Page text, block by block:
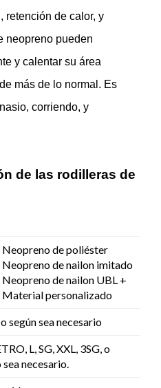
retención de calor, y
neopreno pueden
y calentar su área
más de lo normal. Es
corriendo, y
de las rodilleras de
Neopreno de poliéster
Neopreno de nailon imitado
Neopreno de nailon UBL +
Material personalizado
según sea necesario
L, SG, XXL, 3SG, o
necesario.